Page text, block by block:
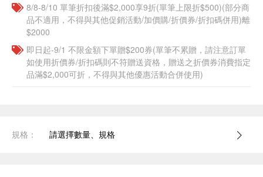
8/8-8/10 單筆折扣後滿$2,000享9折(單筆上限折$500)(部分商
品不適用，不得與其他促銷活動/加價購/折價券/折扣碼併用)離
$2000
即日起-9/1 不限金額下單贈$200券(單筆不累贈，請注意訂單
如使用折價券/折扣碼則不符贈送資格，贈送之折價券消費指定
品滿$2,000可折，不得與其他優惠活動合併使用)
規格： 請選擇數量、規格